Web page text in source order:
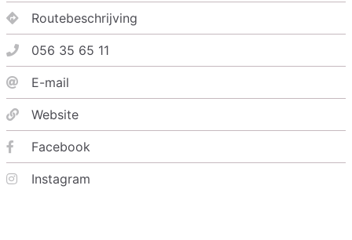
Routebeschrijving
056 35 65 11
E-mail
Website
Facebook
Instagram